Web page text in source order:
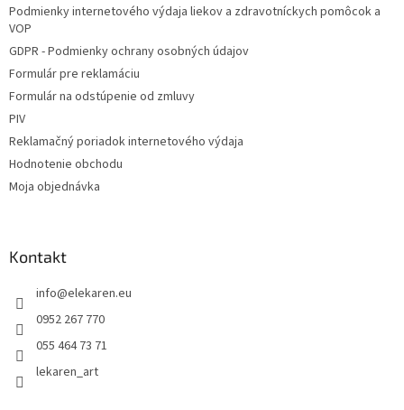
Podmienky internetového výdaja liekov a zdravotníckych pomôcok a
VOP
GDPR - Podmienky ochrany osobných údajov
Formulár pre reklamáciu
Formulár na odstúpenie od zmluvy
PIV
Reklamačný poriadok internetového výdaja
Hodnotenie obchodu
Moja objednávka
Kontakt
info@elekaren.eu
0952 267 770
055 464 73 71
lekaren_art